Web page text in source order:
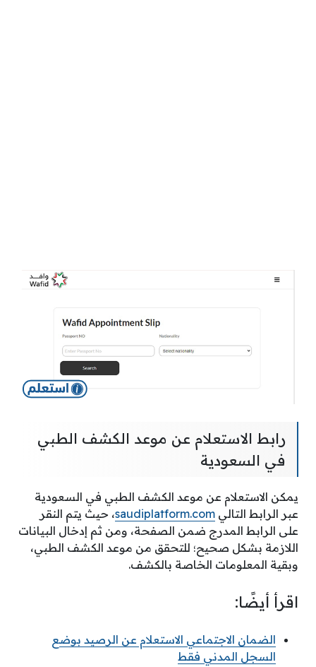
رابط الاستعلام عن موعد الكشف الطبي
في السعودية
يمكن الاستعلام عن موعد الكشف الطبي في السعودية
عبر الرابط التالي saudiplatform.com، حيث يتم النقر
على الرابط المدرج ضمن الصفحة، ومن ثم إدخال البيانات
اللازمة بشكل صحيح؛ للتحقق من موعد الكشف الطبي،
وبقية المعلومات الخاصة بالكشف.
اقرأ أيضًا:
الضمان الاجتماعي الاستعلام عن الرصيد بوضع
السجل المدني فقط